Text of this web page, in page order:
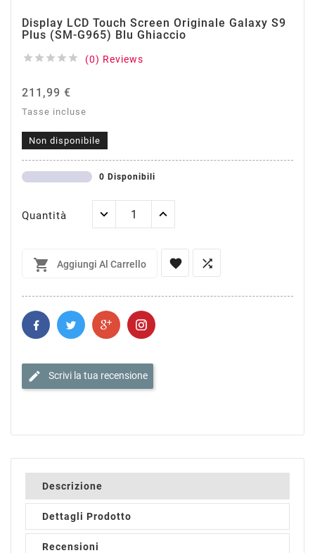
Display LCD Touch Screen Originale Galaxy S9
Plus (SM-G965) Blu Ghiaccio
     (0) Reviews
211,99 €
Tasse incluse
Non disponibile
0 Disponibili
Quantità
 Aggiungi Al Carrello  
edit Scrivi la tua recensione
Descrizione
Dettagli Prodotto
Recensioni